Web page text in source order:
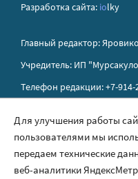
Разработка сайта: iolky
Главный редактор:
Учредитель: ИП
Телефон редакции: +7-914-
Правила сайта
Политика обработки
Для улучшения работы
пользователями мы
передаем технические
веб-аналитики